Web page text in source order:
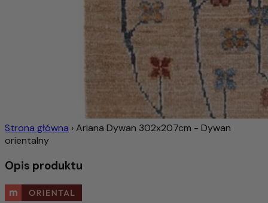
Strona główna ›Ariana Dywan 302x207cm - Dywan
orientalny
Opis produktu